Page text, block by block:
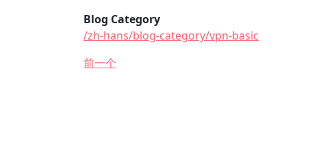
Blog Category
/zh-hans/blog-category/vpn-basic
前一个